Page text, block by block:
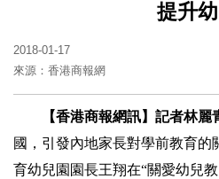
提升
2018-01-17
來源：香港商報網
【香港商報網訊】記者林麗
國，引發內地家長對學前教育
育幼兒園園長王翔在“關愛幼兒